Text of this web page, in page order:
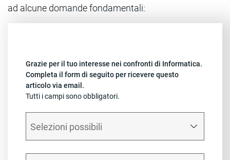
ad alcune domande fondamentali:
Grazie per il tuo interesse nei confronti di Informatica.
Completa il form di seguito per ricevere questo
articolo via email.
Tutti i campi sono obbligatori.